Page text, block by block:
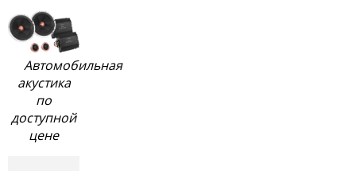
Автомобильная
акустика
по
доступной
цене